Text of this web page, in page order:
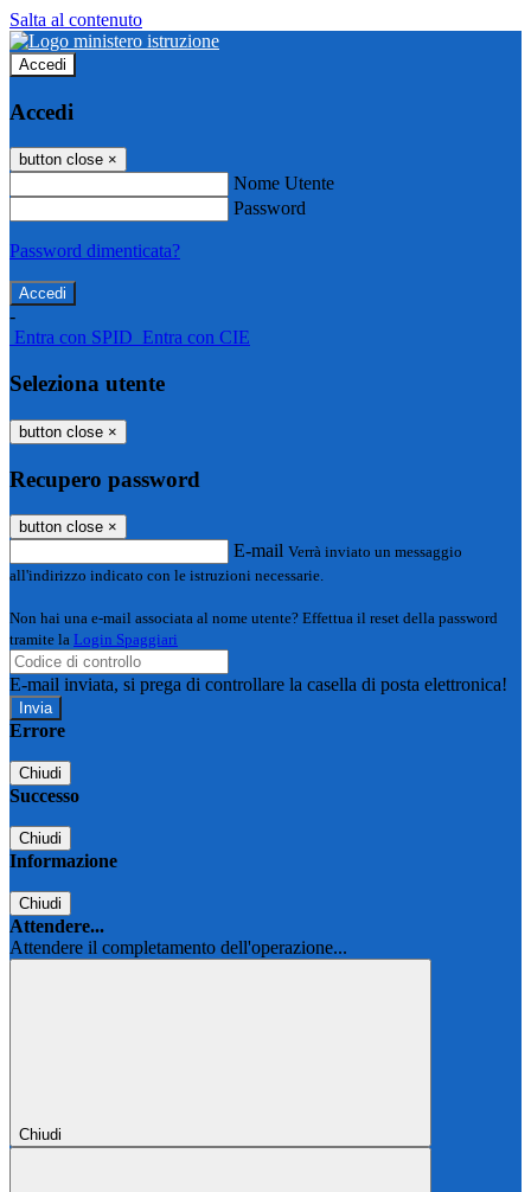
Salta al contenuto
Accedi
Accedi
button close ×
Nome Utente
Password
Password dimenticata?
-
Entra con SPID Entra con CIE
Seleziona utente
button close ×
Recupero password
button close ×
E-mail Verrà inviato un messaggio
all'indirizzo indicato con le istruzioni necessarie.
Non hai una e-mail associata al nome utente? Effettua il reset della password
tramite la Login Spaggiari
E-mail inviata, si prega di controllare la casella di posta elettronica!
Errore
Chiudi
Successo
Chiudi
Informazione
Chiudi
Attendere...
Attendere il completamento dell'operazione...
Chiudi